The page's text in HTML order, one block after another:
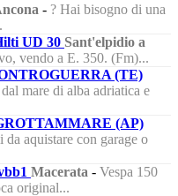
- ? Hai bisogno di una
UD 30 Sant'elpidio a
vendo a E. 350. (Fm)...
(TE)
mare di alba adriatica e
(AP)
da aquistare con garage o
Macerata - Vespa 150
original...